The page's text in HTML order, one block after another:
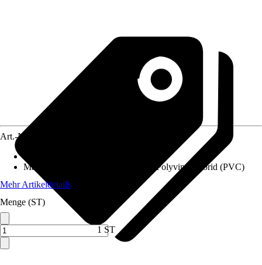
Art.-Nr.
Materialspezifizierung
Aluminium, Polyvinylchlorid (PVC)
Mehr Artikeldetails
Menge (ST)
1 ST